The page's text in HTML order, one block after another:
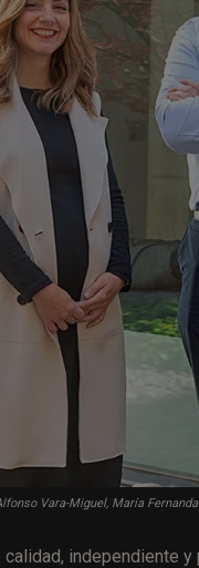
Vara-Miguel, María
independiente